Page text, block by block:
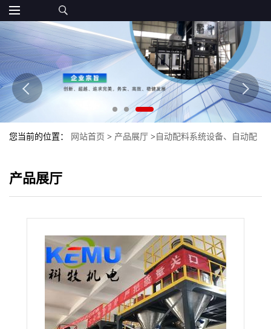
您当前的位置： 网站首页 > 产品展厅 > 自动配料系统设备、自动配
产品展厅